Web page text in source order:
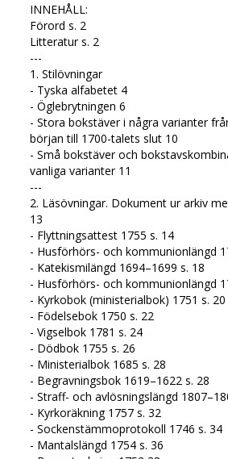
INNEHÅLL:
Förord s. 2
Litteratur s. 2
---
1. Stilövningar
- Tyska alfabetet 4
- Öglebrytningen 6
- Stora bokstäver i några varianter
början till 1700-talets slut 10
- Små bokstäver och
vanliga varianter 11
---
2. Läsövningar. Dokument ur arkiv
13
- Flyttningsattest 1755 s. 14
- Husförhörs- och kommunionlängd
- Katekismilängd 1694–1699 s. 18
- Husförhörs- och kommunionlängd
- Kyrkobok (ministerialbok) 1751 s. 20
- Födelsebok 1750 s. 22
- Vigselbok 1781 s. 24
- Dödbok 1755 s. 26
- Ministerialbok 1685 s. 28
- Begravningsbok 1619–1622 s. 28
- Straff- och avlösningslängd
- Kyrkoräkning 1757 s. 32
- Sockenstämmoprotokoll 1746 s. 34
- Mantalslängd 1754 s. 36